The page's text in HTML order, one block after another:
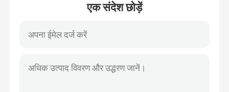
आणविक निदान
फ्लोरोसेंट रंग
एक संदेश छोड़ें